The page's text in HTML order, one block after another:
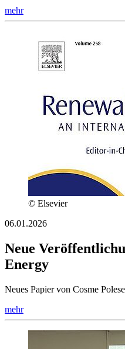
mehr
© Elsevier
06.01.2026
Neue
Energy
Neues Papier von Cosme
mehr